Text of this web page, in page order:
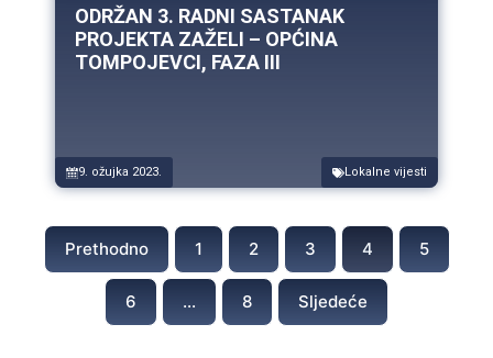
ODRŽAN 3. RADNI SASTANAK
PROJEKTA ZAŽELI – OPĆINA
TOMPOJEVCI, FAZA III
9. ožujka 2023. Lokalne vijesti
Prethodno 1 2 3 4 5
6 … 8 Sljedeće